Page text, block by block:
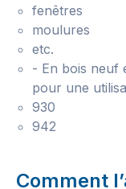
fenêtres
moulures
etc.
- En bois neuf
pour une
930
942
Comment